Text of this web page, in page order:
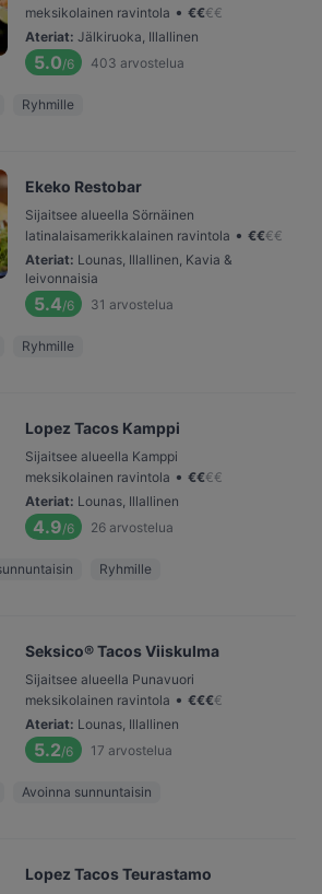
meksikolainen ravintola • €€€€
Ateriat: Jälkiruoka, Illallinen
5.0/6 403 arvostelua
Ryhmille
Ekeko Restobar
Sijaitsee alueella Sörnäinen
latinalaisamerikkalainen ravintola • €€€€
Ateriat: Lounas, Illallinen, Kavia &
leivonnaisia
5.4/6 31 arvostelua
Ryhmille
Lopez Tacos Kamppi
Sijaitsee alueella Kamppi
meksikolainen ravintola • €€€€
Ateriat: Lounas, Illallinen
4.9/6 26 arvostelua
Ryhmille
Seksico® Tacos Viiskulma
Sijaitsee alueella Punavuori
meksikolainen ravintola • €€€€
Ateriat: Lounas, Illallinen
5.2/6 17 arvostelua
Avoinna sunnuntaisin
Lopez Tacos Teurastamo